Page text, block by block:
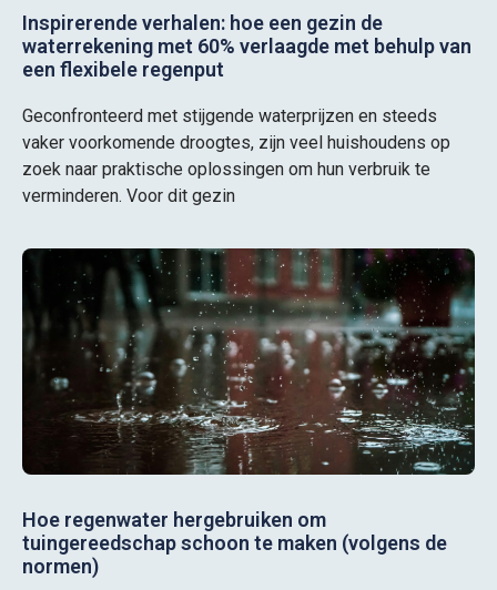
Inspirerende verhalen: hoe een gezin de
waterrekening met 60% verlaagde met behulp van
een flexibele regenput
Geconfronteerd met stijgende waterprijzen en steeds
vaker voorkomende droogtes, zijn veel huishoudens op
zoek naar praktische oplossingen om hun verbruik te
verminderen. Voor dit gezin
Hoe regenwater hergebruiken om
tuingereedschap schoon te maken (volgens de
normen)